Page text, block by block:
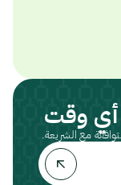
أي وقت
مع الشريعة.